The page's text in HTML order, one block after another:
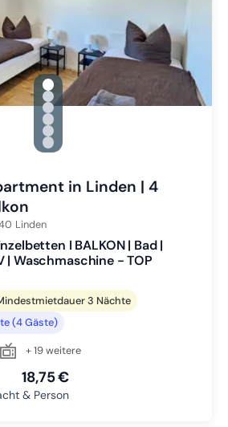
gallery.slide_selector
Zu Slide 1 wechseln
Zu Slide 2 wechseln
Zu Slide 3 wechseln
Zu Slide 4 wechseln
Zu Slide 5 wechseln
Zu Slide 6 wechseln
in Linden | 4
Linden
I BALKON | Bad |
| Waschmaschine - TOP
3 Nächte
(4 Gäste)
+ 19 weitere
18,75 €
& Person